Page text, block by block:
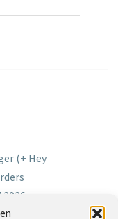
(+ Hey